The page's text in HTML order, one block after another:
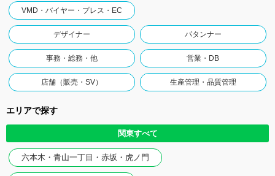
VMD・バイヤー・プレス・EC
デザイナー パタンナー
事務・総務・他 営業・DB
店舗（販売・SV） 生産管理・品質管理
エリアで探す
関東すべて
六本木・青山一丁目・赤坂・虎ノ門